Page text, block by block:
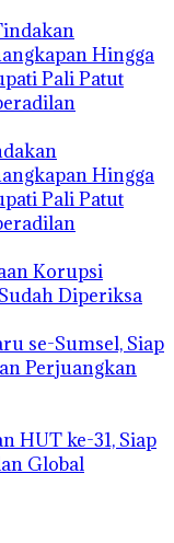
Hingga
Pali Patut
Korupsi
Diperiksa
se-Sumsel, Siap
Perjuangkan
HUT ke-31, Siap
Global